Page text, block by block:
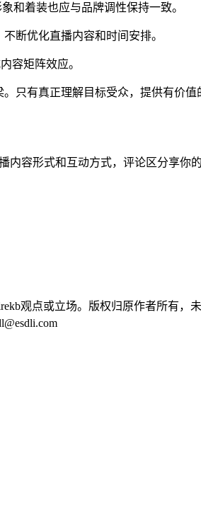
和着装也应与品牌调性保持一致。
断优化直播内容和时间安排。
容矩阵效应。
只有真正理解目标受众，提供有价值
内容形式和互动方式，评论区分享你的
观点或立场。版权归原作者所有，